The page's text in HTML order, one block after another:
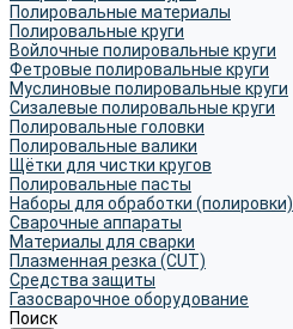
Полировальные материалы
Полировальные круги
Войлочные полировальные круги
Фетровые полировальные круги
Муслиновые полировальные круги
Cизалевые полировальные круги
Полировальные головки
Полировальные валики
Щётки для чистки кругов
Полировальные пасты
Наборы для обработки (полировки)
Сварочные аппараты
Материалы для сварки
Плазменная резка (CUT)
Средства защиты
Газосварочное оборудование
Поиск